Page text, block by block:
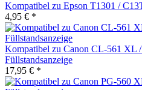
Kompatibel zu Epson T1301 /
4,95 € *
Kompatibel zu Canon CL-561 XL
Füllstandsanzeige
17,95 € *